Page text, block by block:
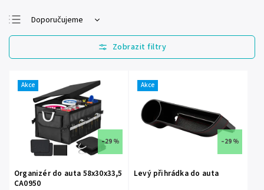
Doporučujeme
Nejlevnější
Nejdražší
Abecedně
Akce
–29 %
Organizér do auta 58x30x33,5
CA0950
Akce
–29 %
Levý přihrádka do auta